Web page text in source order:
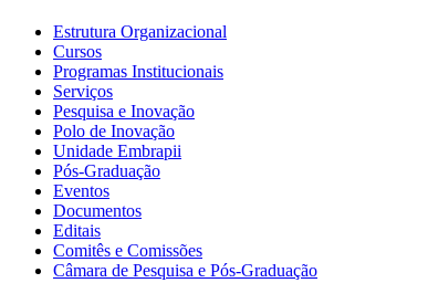
Estrutura Organizacional
Cursos
Programas Institucionais
Serviços
Pesquisa e Inovação
Polo de Inovação
Unidade Embrapii
Pós-Graduação
Eventos
Documentos
Editais
Comitês e Comissões
Câmara de Pesquisa e Pós-Graduação